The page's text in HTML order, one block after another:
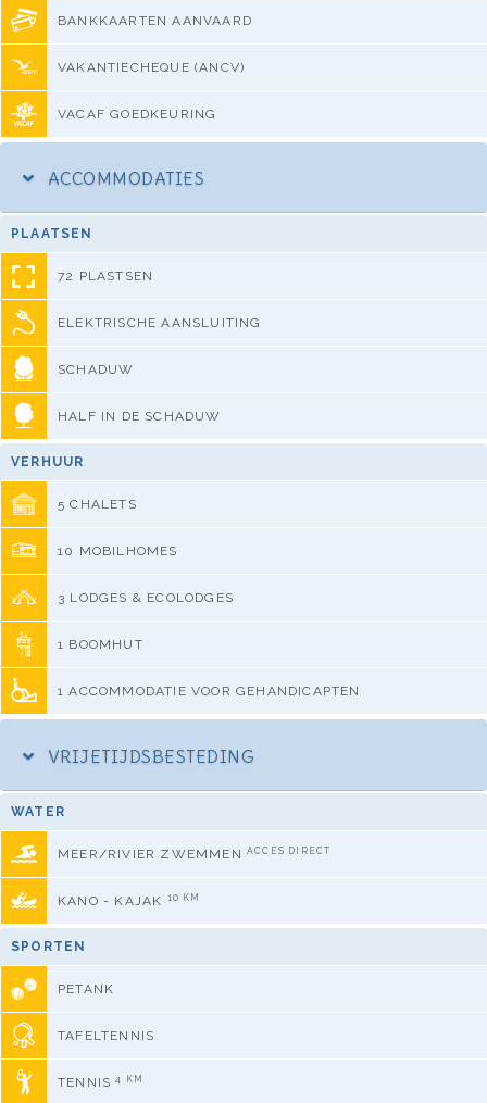
BANKKAARTEN AANVAARD
VAKANTIECHEQUE (ANCV)
VACAF GOEDKEURING
ACCOMMODATIES
PLAATSEN
72 PLASTSEN
ELEKTRISCHE AANSLUITING
SCHADUW
HALF IN DE SCHADUW
VERHUUR
5 CHALETS
10 MOBILHOMES
3 LODGES & ECOLODGES
1 BOOMHUT
1 ACCOMMODATIE VOOR GEHANDICAPTEN
VRIJETIJDSBESTEDING
WATER
MEER/RIVIER ZWEMMEN ACCÈS DIRECT
KANO - KAJAK 10 KM
SPORTEN
PETANK
TAFELTENNIS
TENNIS4 KM